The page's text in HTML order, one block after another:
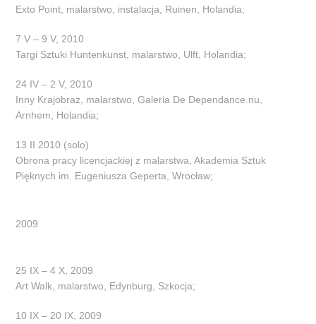
Exto Point, malarstwo, instalacja, Ruinen, Holandia;
7 V – 9 V, 2010
Targi Sztuki Huntenkunst, malarstwo, Ulft, Holandia;
24 IV – 2 V, 2010
Inny Krajobraz, malarstwo, Galeria De Dependance.nu,
Arnhem, Holandia;
13 II 2010 (solo)
Obrona pracy licencjackiej z malarstwa, Akademia Sztuk
Pięknych im. Eugeniusza Geperta, Wrocław;
2009
25 IX – 4 X, 2009
Art Walk, malarstwo, Edynburg, Szkocja;
10 IX – 20 IX, 2009